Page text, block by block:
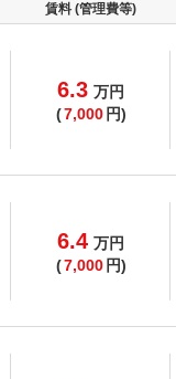
賃料 (管理費等)
6.3 万円
(7,000 円)
6.4 万円
(7,000 円)